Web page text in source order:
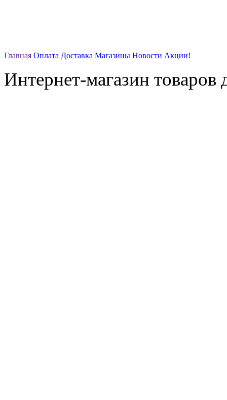
Главная Оплата Доставка Магазины Новости Акции!
Интернет-магазин